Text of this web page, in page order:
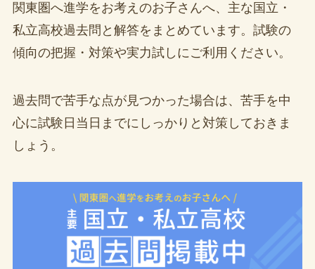
関東圏へ進学をお考えのお子さんへ、主な国立・
私立高校過去問と解答をまとめています。試験の
傾向の把握・対策や実力試しにご利用ください。
過去問で苦手な点が見つかった場合は、苦手を中
心に試験日当日までにしっかりと対策しておきま
しょう。